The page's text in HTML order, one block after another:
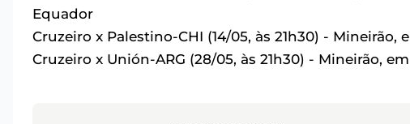
Equador
Cruzeiro x Palestino-CHI (14/05, às 21h30) - Mineirão,
Cruzeiro x Unión-ARG (28/05, às 21h30) - Mineirão,